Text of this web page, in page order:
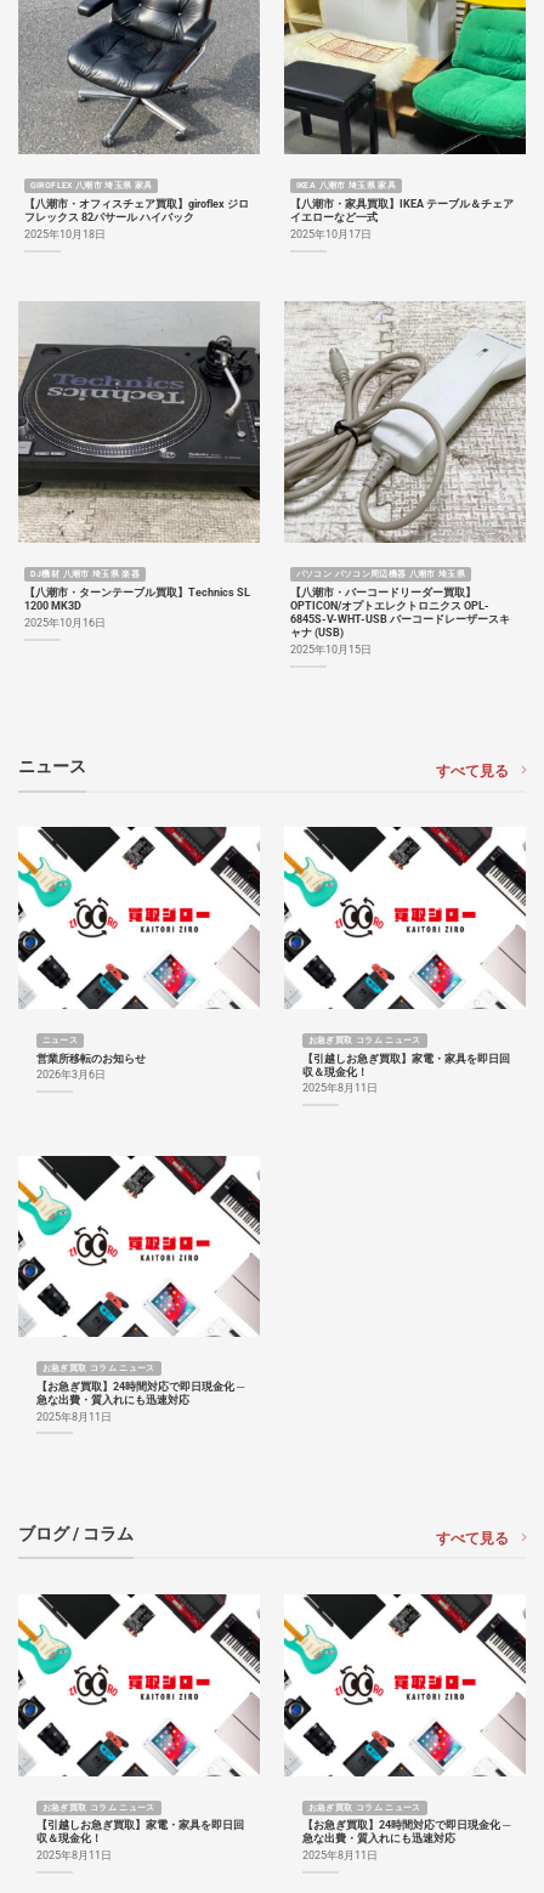
GIROFLEX 八潮市 埼玉県 家具
【八潮市・オフィスチェア買取】giroflex ジロ
フレックス 82パサール ハイバック
2025年10月18日
IKEA 八潮市 埼玉県 家具
【八潮市・家具買取】IKEA テーブル＆チェア
イエローなど一式
2025年10月17日
DJ機材 八潮市 埼玉県 楽器
【八潮市・ターンテーブル買取】Technics SL
1200 MK3D
2025年10月16日
パソコン パソコン周辺機器 八潮市 埼玉県
【八潮市・バーコードリーダー買取】
OPTICON/オプトエレクトロニクス OPL-
6845S-V-WHT-USB バーコードレーザースキ
ャナ (USB)
2025年10月15日
ニュース すべて見る
ニュース
営業所移転のお知らせ
2026年3月6日
お急ぎ買取 コラム ニュース
【引越しお急ぎ買取】家電・家具を即日回
収＆現金化！
2025年8月11日
お急ぎ買取 コラム ニュース
【お急ぎ買取】24時間対応で即日現金化 ─
急な出費・質入れにも迅速対応
2025年8月11日
ブログ / コラム すべて見る
お急ぎ買取 コラム ニュース
【引越しお急ぎ買取】家電・家具を即日回
収＆現金化！
2025年8月11日
お急ぎ買取 コラム ニュース
【お急ぎ買取】24時間対応で即日現金化 ─
急な出費・質入れにも迅速対応
2025年8月11日